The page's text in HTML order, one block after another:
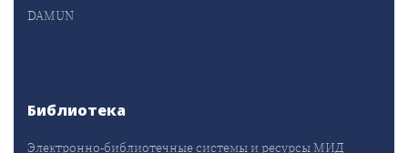
DAMUN
Библиотека
Электронно-библиотечные системы и ресурсы МИД